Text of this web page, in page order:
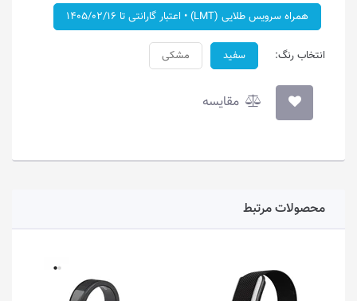
همراه سرویس طلایی (LMT) • اعتبار گارانتی تا ۱۴۰۵/۰۲/۱۶
انتخاب رنگ: سفید مشکی
مقایسه
محصولات مرتبط